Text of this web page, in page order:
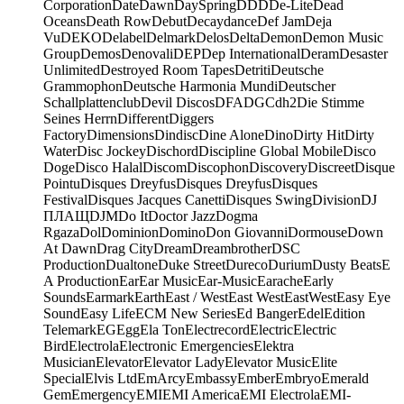
CorporationDateDawnDaySpringDDDDe-LiteDead
OceansDeath RowDebutDecaydanceDef JamDeja
VuDEKODelabelDelmarkDelosDeltaDemonDemon Music
GroupDemosDenovaliDEPDep InternationalDeramDesaster
UnlimitedDestroyed Room TapesDetritiDeutsche
GrammophonDeutsche Harmonia MundiDeutscher
SchallplattenclubDevil DiscosDFADGCdh2Die Stimme
Seines HerrnDifferentDiggers
FactoryDimensionsDindiscDine AloneDinoDirty HitDirty
WaterDisc JockeyDischordDiscipline Global MobileDisco
DogeDisco HalalDiscomDiscophonDiscoveryDiscreetDisque
PointuDisques DreyfusDisques DreyfusDisques
FestivalDisques Jacques CanettiDisques SwingDivisionDJ
ПЛАЩDJMDo ItDoctor JazzDogma
RgazaDolDominionDominoDon GiovanniDormouseDown
At DawnDrag CityDreamDreambrotherDSC
ProductionDualtoneDuke StreetDurecoDuriumDusty BeatsE
A ProductionEarEar MusicEar-MusicEaracheEarly
SoundsEarmarkEarthEast / WestEast WestEastWestEasy Eye
SoundEasy LifeECM New SeriesEd BangerEdelEdition
TelemarkEGEggEla TonElectrecordElectricElectric
BirdElectrolaElectronic EmergenciesElektra
MusicianElevatorElevator LadyElevator MusicElite
SpecialElvis LtdEmArcyEmbassyEmberEmbryoEmerald
GemEmergencyEMIEMI AmericaEMI ElectrolaEMI-